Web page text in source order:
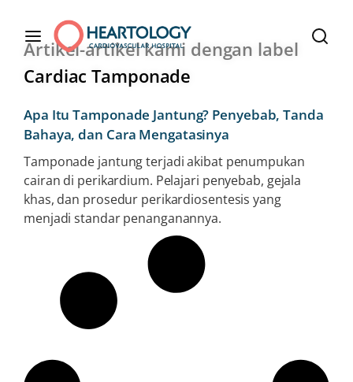
Artikel-artikel kami dengan label
Cardiac Tamponade
Apa Itu Tamponade Jantung? Penyebab, Tanda
Bahaya, dan Cara Mengatasinya
Tamponade jantung terjadi akibat penumpukan
cairan di perikardium. Pelajari penyebab, gejala
khas, dan prosedur perikardiosentesis yang
menjadi standar penanganannya.